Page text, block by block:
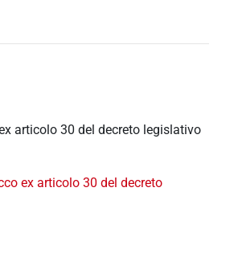
articolo 30 del decreto legislativo
ex articolo 30 del decreto